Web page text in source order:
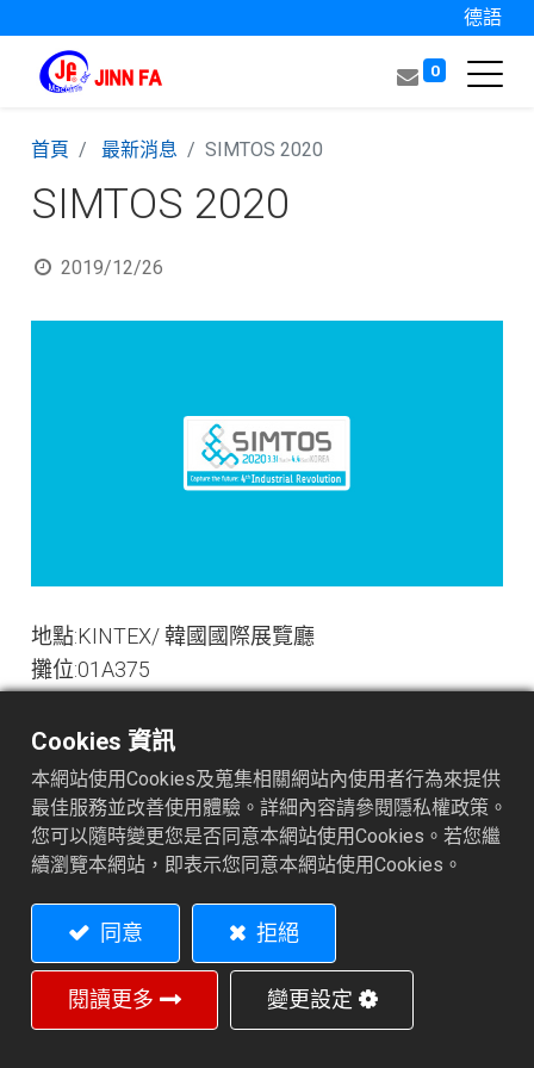
0
德語
首頁 最新消息 SIMTOS 2020
SIMTOS 2020
2019/12/26
地點:KINTEX/ 韓國國際展覽廳
攤位:01A375
網站連結
Cookies 資訊
本網站使用Cookies及蒐集相關網站內使用者行為來提供
最佳服務並改善使用體驗。詳細內容請參閱隱私權政策。
您可以隨時變更您是否同意本網站使用Cookies。若您繼
續瀏覽本網站，即表示您同意本網站使用Cookies。
同意 拒絕
閱讀更多 變更設定